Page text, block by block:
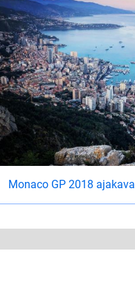
Monaco GP 2018 ajakava